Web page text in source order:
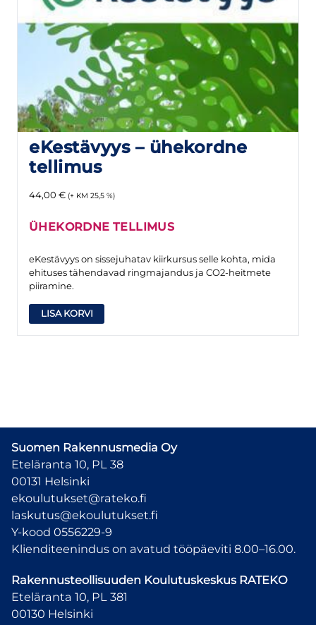
eKestävyys – ühekordne
tellimus
44,00 € (+ KM 25,5 %)
ÜHEKORDNE TELLIMUS
eKestävyys on sissejuhatav kiirkursus selle kohta, mida
ehituses tähendavad ringmajandus ja CO2-heitmete
piiramine.
LISA KORVI
Suomen Rakennusmedia Oy
Eteläranta 10, PL 38
00131 Helsinki
ekoulutukset@rateko.fi
laskutus@ekoulutukset.fi
Y-kood 0556229-9
Klienditeenindus on avatud tööpäeviti 8.00–16.00.
Rakennusteollisuuden Koulutuskeskus RATEKO
Eteläranta 10, PL 381
00130 Helsinki